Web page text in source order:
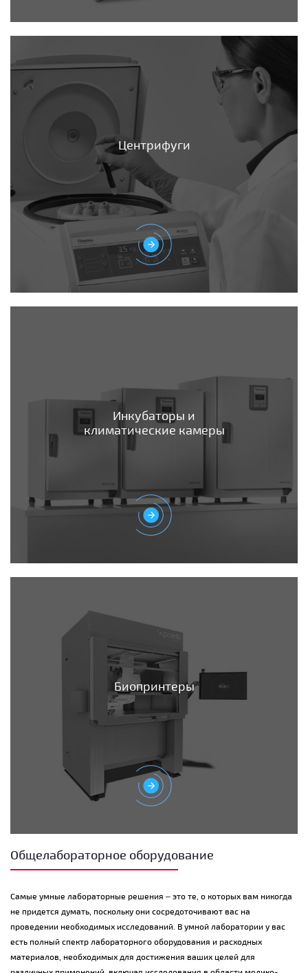
Центрифуги
Инкубаторы и
климатические камеры
Биопринтеры
Общелабораторное оборудование
Самые умные лабораторные решения – это те, о которых вам никогда
не придется думать, поскольку они сосредоточивают вас на
проведении необходимых исследований. В умной лаборатории у вас
есть полный спектр лабораторного оборудования и расходных
материалов, необходимых для достижения ваших целей для